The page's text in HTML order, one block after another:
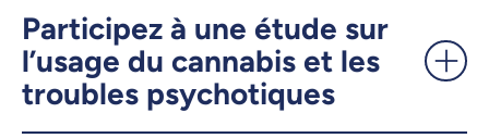
d’abord une affaire de
motivation - UdeMnouvelles
X.com
Participez à une étude sur
l’usage du cannabis et les
troubles psychotiques